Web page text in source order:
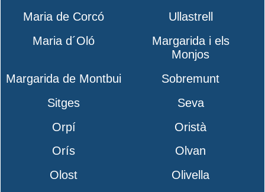
Maria de Corcó
Ullastrell
Maria d´Oló
Margarida i els
Monjos
Margarida de Montbui
Sobremunt
Sitges
Seva
Orpí
Oristà
Orís
Olvan
Olost
Olivella